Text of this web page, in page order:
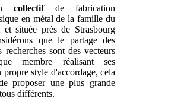
collectifde fabrication
en métal de la famille du
et située près de Strasbourg
que le partage des
recherches sont des vecteurs
membre réalisant ses
propre style d'accordage, cela
proposer une plus grande
différents.